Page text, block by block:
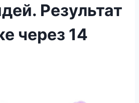
Результат
через 14